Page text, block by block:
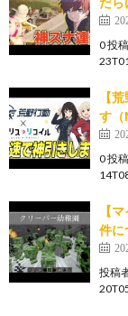
0 投
【
す（
0 投
【
件に
投稿